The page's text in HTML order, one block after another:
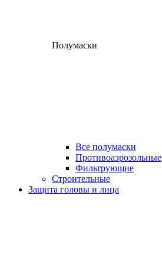
Полумаски
Все полумаски
Противоаэрозольные
Фильтрующие
Строительные
Защита головы и лица